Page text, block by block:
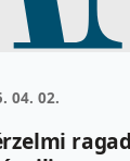
04. 02.